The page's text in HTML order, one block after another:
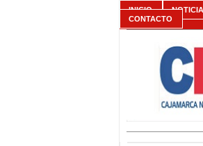
INICIO
CONTACTO